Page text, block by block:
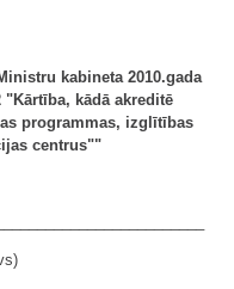
kabineta 2010.gada
"Kārtība, kādā akreditē
programmas, izglītības
centrus""